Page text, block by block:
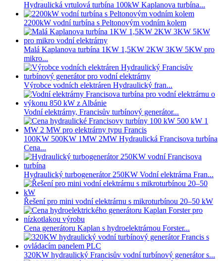
Hydraulická vrtulová turbína 100kW Kaplanova turbína...
2200kW vodní turbína s Peltonovým vodním kolem
Malá Kaplanova turbína 1KW 1,5KW 2KW 3KW 5KW pro
mikro...
Výrobce vodních elektráren Hydraulický fran...
Vodní elektrárny, Francisův turbínový generátor...
100KW 500KW 1MW 2MW Hydraulická Francisova turbína
Cena...
Hydraulický turbogenerátor 250KW Vodní elektrárna Fran...
Řešení pro mini vodní elektrárnu s mikroturbínou 20–50 kW
Cena generátoru Kaplan s hydroelektrárnou Forster...
320KW hydraulický Francisův vodní turbínový generátor s...